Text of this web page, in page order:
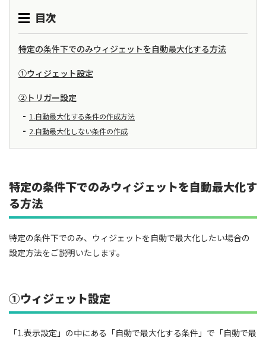
目次
特定の条件下でのみウィジェットを自動最大化する方法
①ウィジェット設定
②トリガー設定
1.自動最大化する条件の作成方法
2.自動最大化しない条件の作成
特定の条件下でのみウィジェットを自動最大化す
る方法
特定の条件下でのみ、ウィジェットを自動で最大化したい場合の
設定方法をご説明いたします。
①ウィジェット設定
「1.表示設定」の中にある「自動で最大化する条件」で「自動で最